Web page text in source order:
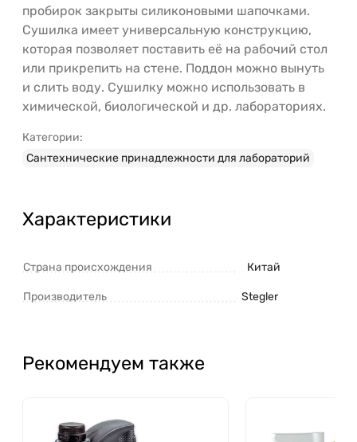
пробирок закрыты силиконовыми шапочками.
Сушилка имеет универсальную конструкцию,
которая позволяет поставить её на рабочий стол
или прикрепить на стене. Поддон можно вынуть
и слить воду. Сушилку можно использовать в
химической, биологической и др. лабораториях.
Категории:
Сантехнические принадлежности для лабораторий
Характеристики
Страна происхождения Китай
Производитель Stegler
Рекомендуем также